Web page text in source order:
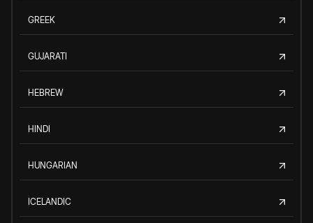
GREEK
GUJARATI
HEBREW
HINDI
HUNGARIAN
ICELANDIC